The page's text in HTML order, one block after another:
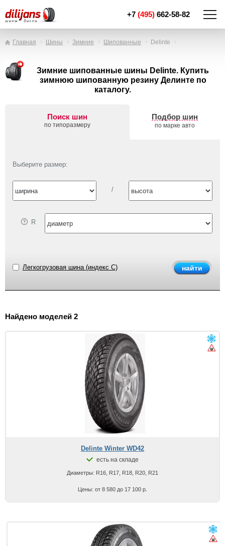
+7 (495) 662-58-82
Главная Шины Зимние Шипованные Delinte
Зимние шипованные шины Delinte. Купить
зимнюю шипованную резину Делинте по
каталогу.
Поиск шин
по типоразмеру
Подбор шин
по марке авто
Выберите размер:
/
R
Легкогрузовая шина (индекс C)
Найдено моделей 2
Delinte Winter WD42
есть на складе
Диаметры: R16, R17, R18, R20, R21
Цены: от 8 580 до 17 100 р.